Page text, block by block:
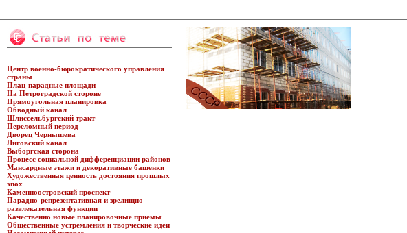
Центр военно-бюрократического управления
страны
Плац-парадные площади
На Петроградской стороне
Прямоугольная планировка
Обводный канал
Шлиссельбургский тракт
Переломный период
Дворец Чернышева
Лиговский канал
Выборгская сторона
Процесс социальной дифференциации районов
Мансардные этажи и декоративные башенки
Художественная ценность достояния прошлых
эпох
Каменноостровский проспект
Парадно-репрезентативная и зрелищно-
развлекательная функции
Качественно новые планировочные приемы
Общественные устремления и творческие идеи